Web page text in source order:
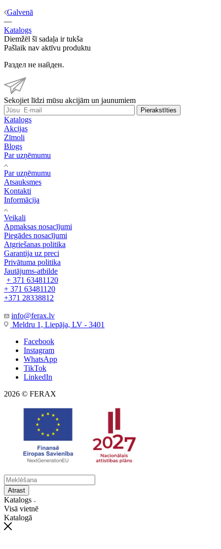
Galvenā
—
Katalogs
Diemžēl šī sadaļa ir tukša
Pašlaik nav aktīvu produktu
Раздел не найден.
Sekojiet līdzi mūsu akcijām un jaunumiem
Pierakstīties
Katalogs
Akcijas
Zīmoli
Blogs
Par uzņēmumu
Par uzņēmumu
Atsauksmes
Kontakti
Informācija
Veikali
Apmaksas nosacījumi
Piegādes nosacījumi
Atgriešanas politika
Garantija uz preci
Privātuma politika
Jautājums-atbilde
+ 371 63481120
+ 371 63481120
+371 28338812
info@ferax.lv
Meldru 1, Liepāja, LV - 3401
Facebook
Instagram
WhatsApp
TikTok
LinkedIn
2026 © FERAX
Atrast
Katalogs
Visā vietnē
Katalogā